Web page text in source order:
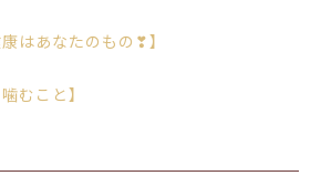
はあなたのもの❣】
むこと】